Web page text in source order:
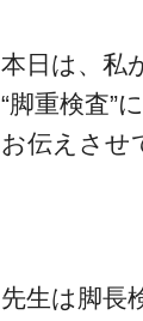
本日は、私
“脚重検査”
お伝えさせ
先生は脚長